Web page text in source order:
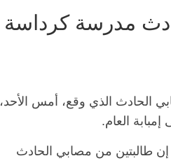
الصحية لـ8 طالبات، من مصابي الحادث الذي وقع، أمس الأحد،
العام.
إن طالبتين من مصابي الحادث